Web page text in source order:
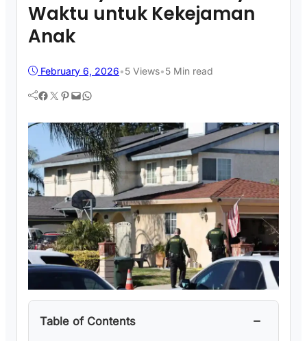
Waktu untuk Kekejaman
Anak
February 6, 2026•5 Views•5 Min read
Facebook Twitter Pinterest Mail WhatsApp
Table of Contents −